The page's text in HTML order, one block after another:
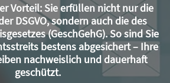
Vorteil: Sie erfüllen nicht nur die
DSGVO, sondern auch die des
(GeschGehG). So sind Sie
bestens abgesichert – Ihre
nachweislich und dauerhaft
geschützt.